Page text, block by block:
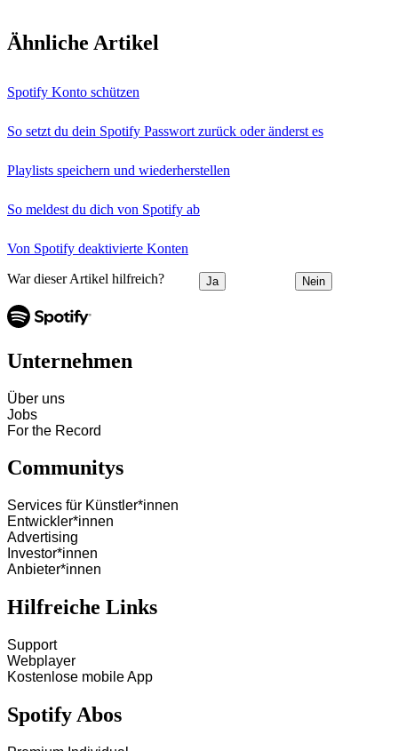
Ähnliche Artikel
Spotify Konto schützen
So setzt du dein Spotify Passwort zurück oder änderst es
Playlists speichern und wiederherstellen
So meldest du dich von Spotify ab
Von Spotify deaktivierte Konten
War dieser Artikel hilfreich? Ja Nein
Unternehmen
Über uns
Jobs
For the Record
Communitys
Services für Künstler*innen
Entwickler*innen
Advertising
Investor*innen
Anbieter*innen
Hilfreiche Links
Support
Webplayer
Kostenlose mobile App
Spotify Abos